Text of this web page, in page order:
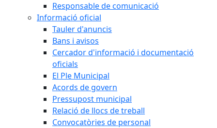
Responsable de comunicació
Informació oficial
Tauler d'anuncis
Bans i avisos
Cercador d'informació i documentació
oficials
El Ple Municipal
Acords de govern
Pressupost municipal
Relació de llocs de treball
Convocatòries de personal